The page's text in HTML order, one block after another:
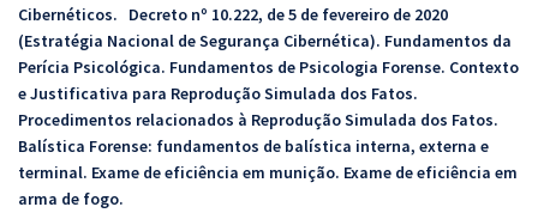
Cibernéticos. Decreto nº 10.222, de 5 de fevereiro de 2020
(Estratégia Nacional de Segurança Cibernética). Fundamentos da
Perícia Psicológica. Fundamentos de Psicologia Forense. Contexto
e Justificativa para Reprodução Simulada dos Fatos.
Procedimentos relacionados à Reprodução Simulada dos Fatos.
Balística Forense: fundamentos de balística interna, externa e
terminal. Exame de eficiência em munição. Exame de eficiência em
arma de fogo.